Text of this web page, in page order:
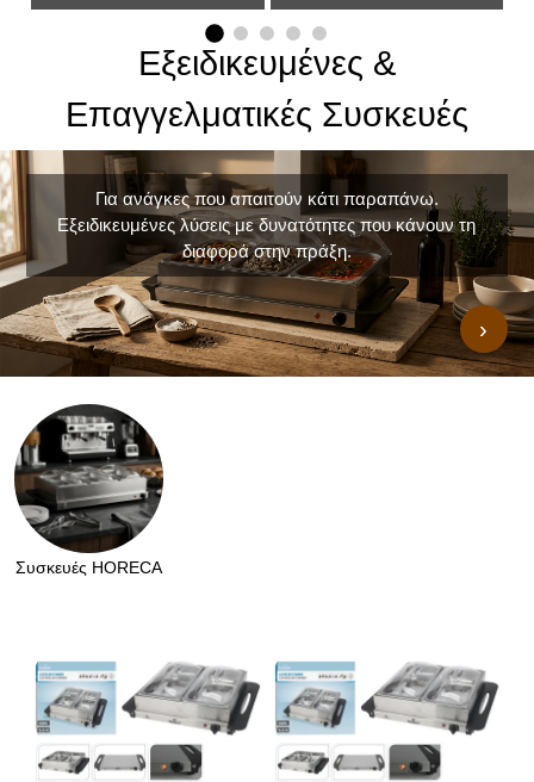
Εξειδικευμένες &
Επαγγελματικές Συσκευές
›
Για ανάγκες που απαιτούν κάτι παραπάνω.
Εξειδικευμένες λύσεις με δυνατότητες που κάνουν τη
διαφορά στην πράξη.
Συσκευές HORECA